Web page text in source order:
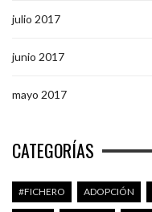
julio 2017
junio 2017
mayo 2017
CATEGORÍAS
#FICHERO ADOPCIÓN